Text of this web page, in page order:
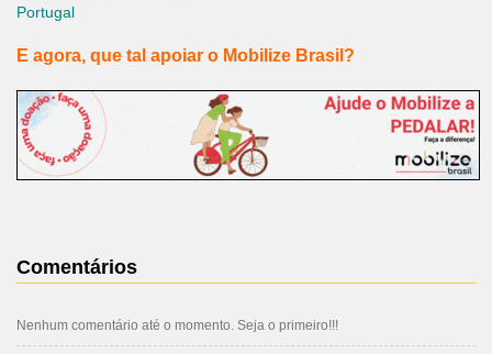
Portugal
E agora, que tal apoiar o Mobilize Brasil?
Comentários
Nenhum comentário até o momento. Seja o primeiro!!!